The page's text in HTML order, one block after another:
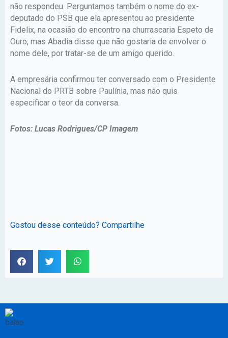
não respondeu. Perguntamos também o nome do ex-
deputado do PSB que ela apresentou ao presidente
Fidelix, na ocasião do encontro na churrascaria Espeto de
Ouro, mas Abadia disse que não gostaria de envolver o
nome dele, por tratar-se de um amigo querido.
A empresária confirmou ter conversado com o Presidente
Nacional do PRTB sobre Paulínia, mas não quis
especificar o teor da conversa.
Fotos: Lucas Rodrigues/CP Imagem
Gostou desse conteúdo? Compartilhe